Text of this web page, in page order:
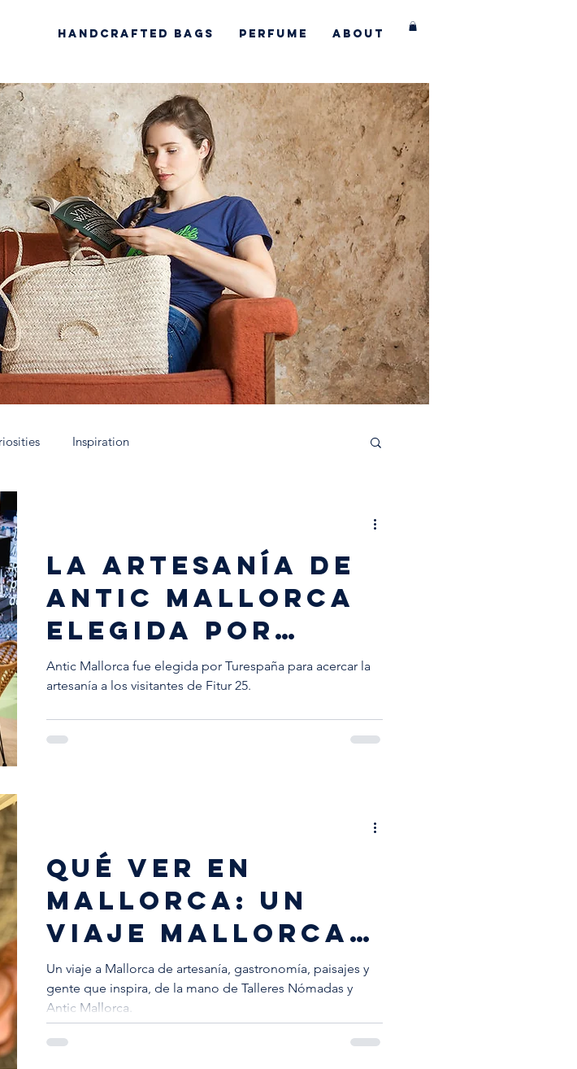
Handcrafted Bags Perfume About
Inspiration
Xtant 2021 La escuela artesana
LA ARTESANÍA DE
ANTIC MALLORCA
ELEGIDA POR
TURESPAÑA PARA
FITUR
Antic Mallorca fue elegida por Turespaña para acercar la
artesanía a los visitantes de Fitur 25.
QUÉ VER EN
MALLORCA: UN
VIAJE MALLORCA
INOLVIDABLE
Un viaje a Mallorca de artesanía, gastronomía, paisajes y
gente que inspira, de la mano de Talleres Nómadas y
Antic Mallorca.